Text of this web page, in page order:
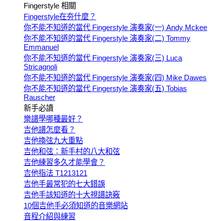
Fingerstyle 相關
Fingerstyle在夯什麼？
你不能不知道的當代 Fingerstyle 演奏家(一) Andy Mckee
你不能不知道的當代 Fingerstyle 演奏家(二) Tommy
Emmanuel
你不能不知道的當代 Fingerstyle 演奏家(三) Luca
Stricagnoli
你不能不知道的當代 Fingerstyle 演奏家(四) Mike Dawes
你不能不知道的當代 Fingerstyle 演奏家(五) Tobias
Rauscher
新手必讀
樂譜學哪種最好？
吉他譜怎麼看？
吉他換弦九大重點
吉他和弦：新手村的八大和弦
吉他練習多久才能學會？
吉他指法 T1213121
吉他手最常犯的七大錯誤
吉他手該知道的十大視譜訣竅
10個吉他手必須知道的音樂網站
音程介紹與練習